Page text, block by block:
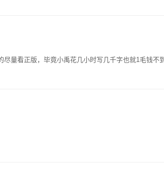
量看正版，毕竟小禹花几小时写几千字也就1毛钱